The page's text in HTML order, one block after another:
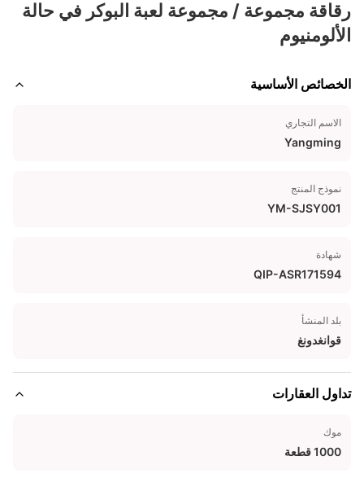
رقاقة مجموعة / مجموعة لعبة البوكر في حالة
الألومنيوم
الخصائص الأساسية
الاسم التجاري
Yangming
نموذج المنتج
YM-SJSY001
شهادة
QIP-ASR171594
بلد المنشأ
قوانغدونغ
تداول العقارات
موك
1000 قطعة